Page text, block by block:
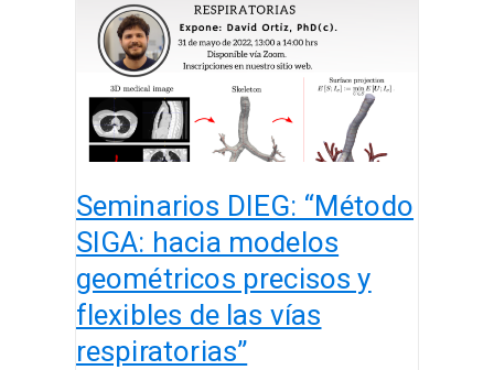
Seminarios DIEG: “Método
SIGA: hacia modelos
geométricos precisos y
flexibles de las vías
respiratorias”
SIGA:
hacia
modelos
geométricos
precisos
de
las
vías
respiratorias”